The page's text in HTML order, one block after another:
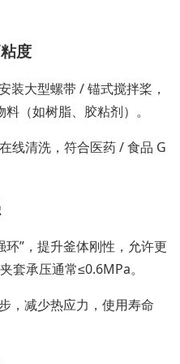
度
装大型螺带 / 锚式搅拌桨，
（如树脂、胶粘剂）。
线清洗，符合医药 / 食品 G
”，提升釜体刚性，允许更
套承压通常≤0.6MPa。
，减少热应力，使用寿命